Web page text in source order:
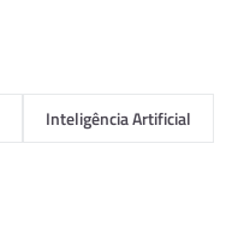
Inteligência Artificial